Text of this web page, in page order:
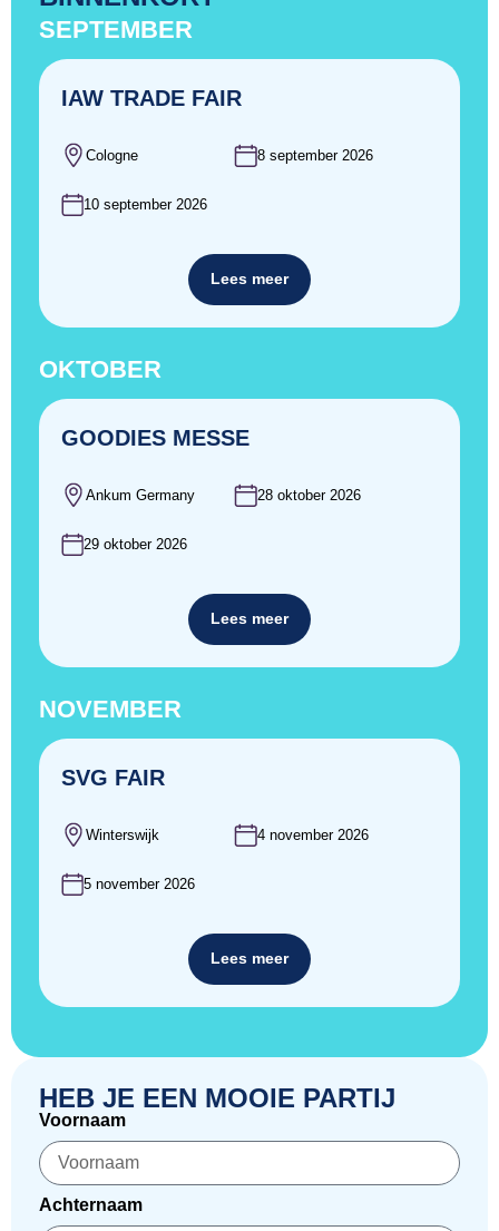
SEPTEMBER
IAW TRADE FAIR
Cologne 8 september 2026
10 september 2026
Lees meer
OKTOBER
GOODIES MESSE
Ankum Germany 28 oktober 2026
29 oktober 2026
Lees meer
NOVEMBER
SVG FAIR
Winterswijk 4 november 2026
5 november 2026
Lees meer
HEB JE EEN MOOIE PARTIJ
Voornaam
Achternaam